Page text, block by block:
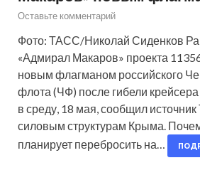
Оставьте комментарий
Фото: ТАСС/Николай Сиденков
«Адмирал Макаров» проекта
новым флагманом российского
флота (ЧФ) после гибели
в среду, 18 мая, сообщил
силовым структурам Крыма.
планирует перебросить на…